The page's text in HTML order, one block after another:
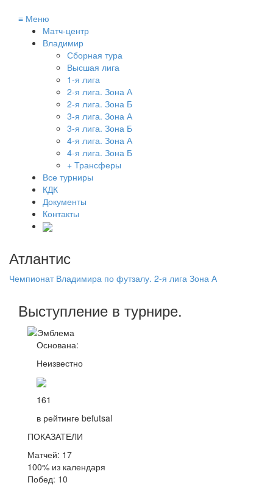
≡ Меню
Матч-центр
Владимир
Сборная тура
Высшая лига
1-я лига
2-я лига. Зона А
2-я лига. Зона Б
3-я лига. Зона А
3-я лига. Зона Б
4-я лига. Зона А
4-я лига. Зона Б
+ Трансферы
Все турниры
КДК
Документы
Контакты
Атлантис
Чемпионат Владимира по футзалу. 2-я лига Зона А
Выступление в турнире.
Основана:
Неизвестно
161
в рейтинге befutsal
ПОКАЗАТЕЛИ
Матчей: 17
100% из календаря
Побед: 10